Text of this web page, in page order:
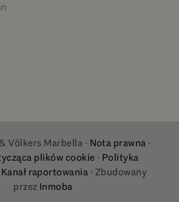
Völkers Marbella · Nota prawna ·
plików cookie · Polityka
Kanał raportowania · Zbudowany
przez Inmoba